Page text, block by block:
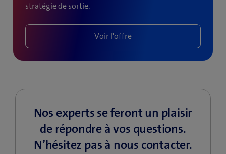
stratégie de sortie.
Voir l'offre
Nos experts se feront un plaisir
de répondre à vos questions.
N’hésitez pas à nous contacter.